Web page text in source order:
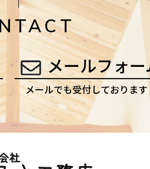
メールフォー
メールでも受付しております